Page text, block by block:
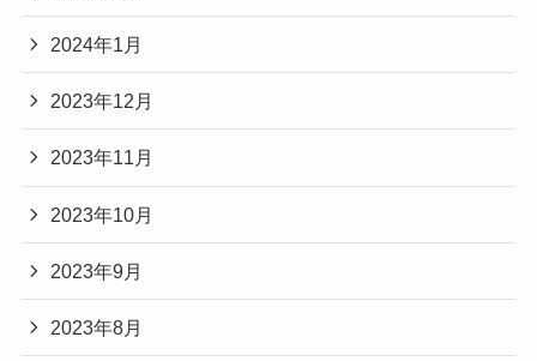
2024年1月
2023年12月
2023年11月
2023年10月
2023年9月
2023年8月